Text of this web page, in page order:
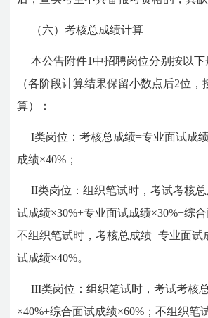
（六）考核总成绩计算
本公告附件1中招聘岗位分别按以
（各阶段计算结果保留小数点后2位，
算）：
I类岗位：考核总成绩=专业面试成
成绩×40%；
II类岗位：组织笔试时，考试考核
试成绩×30%+专业面试成绩×30%+综合
不组织笔试时，考核总成绩=专业面试
试成绩×40%。
III类岗位：组织笔试时，考试考核
×40%+综合面试成绩×60%；不组织笔